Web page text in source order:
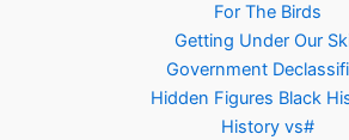
For The Birds
Getting Under Our
Government
Hidden Figures Black
History vs#